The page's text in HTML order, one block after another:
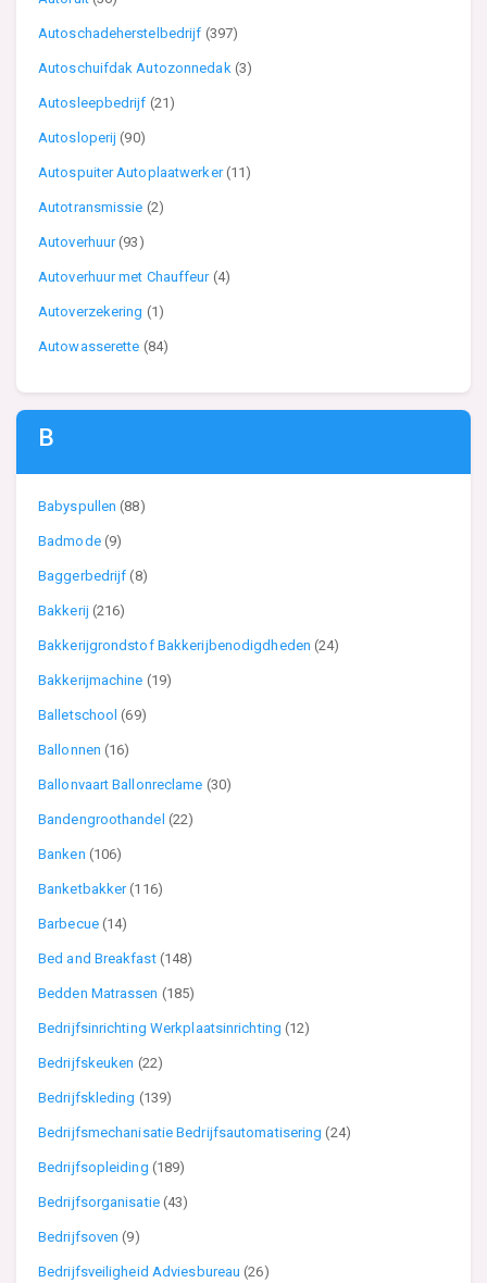
Autoschadeherstelbedrijf (397)
Autoschuifdak Autozonnedak (3)
Autosleepbedrijf (21)
Autosloperij(90)
Autospuiter Autoplaatwerker(11)
Autotransmissie (2)
Autoverhuur(93)
Autoverhuur met Chauffeur (4)
Autoverzekering (1)
Autowasserette (84)
B
Babyspullen(88)
Badmode (9)
Baggerbedrijf(8)
Bakkerij (216)
Bakkerijgrondstof Bakkerijbenodigdheden(24)
Bakkerijmachine (19)
Balletschool(69)
Ballonnen (16)
Ballonvaart Ballonreclame (30)
Bandengroothandel (22)
Banken (106)
Banketbakker(116)
Barbecue (14)
Bed and Breakfast (148)
Bedden Matrassen (185)
Bedrijfsinrichting Werkplaatsinrichting(12)
Bedrijfskeuken (22)
Bedrijfskleding (139)
Bedrijfsmechanisatie Bedrijfsautomatisering(24)
Bedrijfsopleiding (189)
Bedrijfsorganisatie (43)
Bedrijfsoven(9)
Bedrijfsveiligheid Adviesbureau(26)